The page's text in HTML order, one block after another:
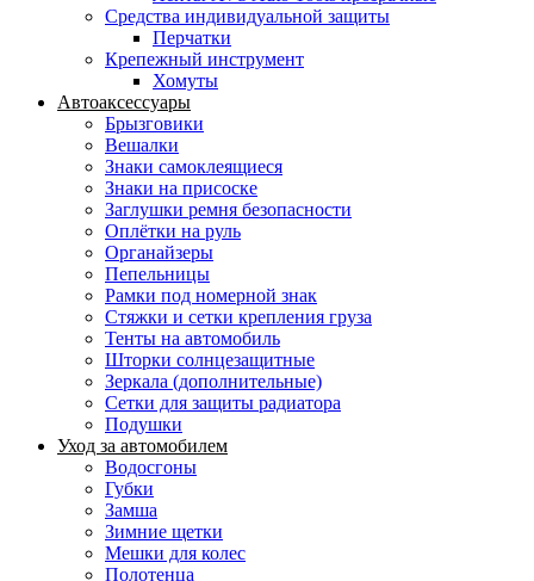
Средства индивидуальной защиты
Перчатки
Крепежный инструмент
Хомуты
Автоаксессуары
Брызговики
Вешалки
Знаки самоклеящиеся
Знаки на присоске
Заглушки ремня безопасности
Оплётки на руль
Органайзеры
Пепельницы
Рамки под номерной знак
Стяжки и сетки крепления груза
Тенты на автомобиль
Шторки солнцезащитные
Зеркала (дополнительные)
Сетки для защиты радиатора
Подушки
Уход за автомобилем
Водосгоны
Губки
Замша
Зимние щетки
Мешки для колес
Полотенца